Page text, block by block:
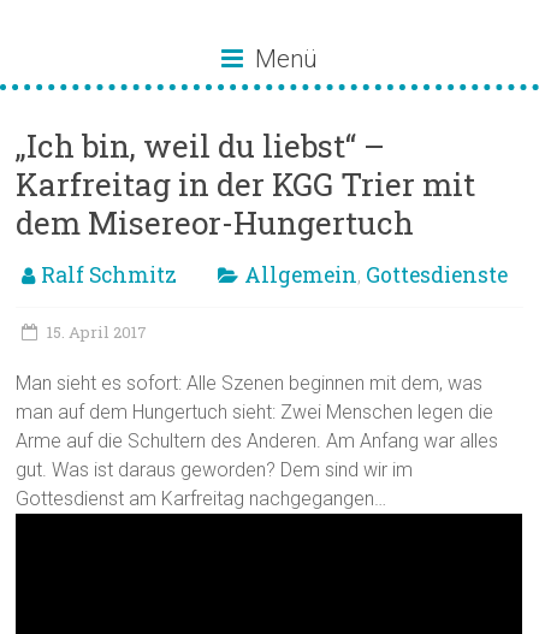
Menü
„Ich bin, weil du liebst“ –
Karfreitag in der KGG Trier mit
dem Misereor-Hungertuch
Ralf Schmitz Allgemein, Gottesdienste
15. April 2017
Man sieht es sofort: Alle Szenen beginnen mit dem, was
man auf dem Hungertuch sieht: Zwei Menschen legen die
Arme auf die Schultern des Anderen. Am Anfang war alles
gut. Was ist daraus geworden? Dem sind wir im
Gottesdienst am Karfreitag nachgegangen…